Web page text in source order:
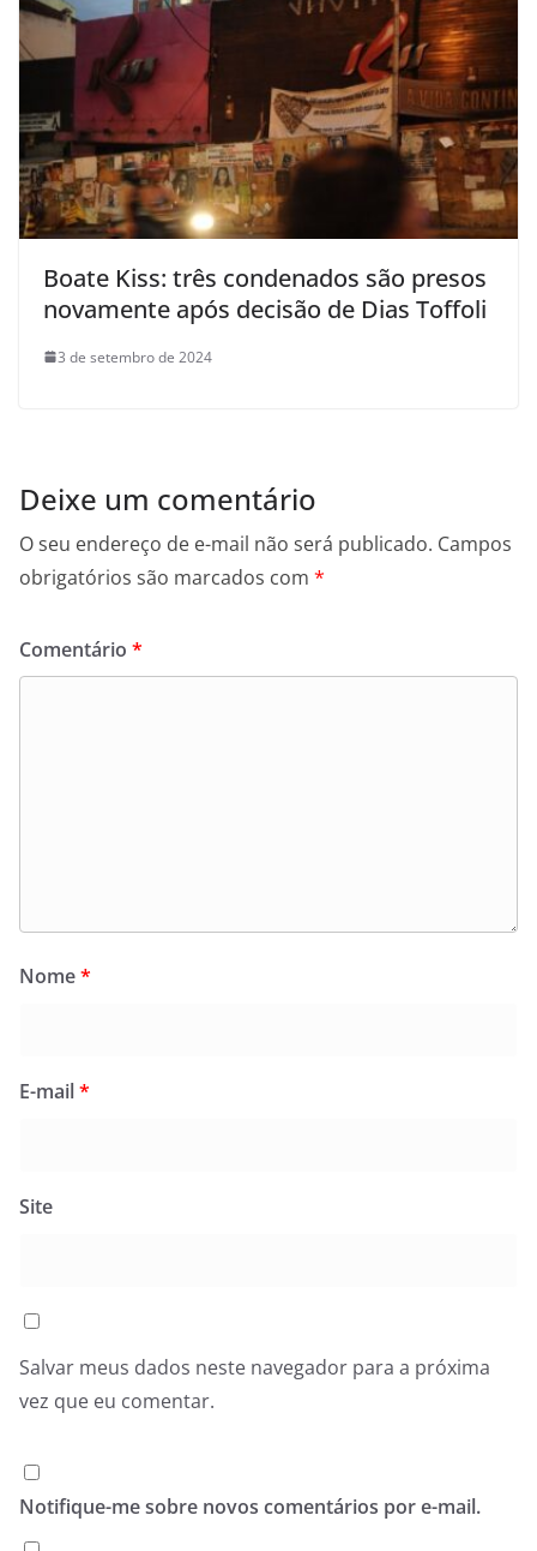
Boate Kiss: três condenados são presos
novamente após decisão de Dias Toffoli
3 de setembro de 2024
Deixe um comentário
O seu endereço de e-mail não será publicado. Campos
obrigatórios são marcados com *
Comentário *
Nome*
E-mail*
Site
Salvar meus dados neste navegador para a próxima
vez que eu comentar.
Notifique-me sobre novos comentários por e-mail.